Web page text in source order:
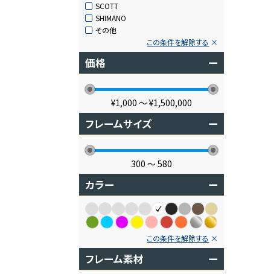
SCOTT
SHIMANO
その他
この条件を解除する
価格 ー
¥1,000 〜¥1,500,000
フレームサイズ ー
300 〜580
カラー ー
この条件を解除する
フレーム素材 ー